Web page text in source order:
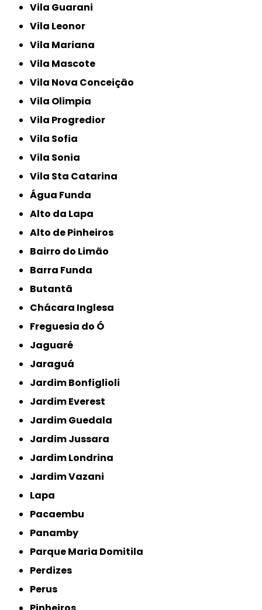
Vila Guarani
Vila Leonor
Vila Mariana
Vila Mascote
Vila Nova Conceição
Vila Olimpia
Vila Progredior
Vila Sofia
Vila Sonia
Vila Sta Catarina
Água Funda
Alto da Lapa
Alto de Pinheiros
Bairro do Limão
Barra Funda
Butantã
Chácara Inglesa
Freguesia do Ó
Jaguaré
Jaraguá
Jardim Bonfiglioli
Jardim Everest
Jardim Guedala
Jardim Jussara
Jardim Londrina
Jardim Vazani
Lapa
Pacaembu
Panamby
Parque Maria Domitila
Perdizes
Perus